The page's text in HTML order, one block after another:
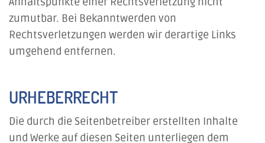
zumutbar. Bei Bekanntwerden von
Rechtsverletzungen werden wir derartige Links
umgehend entfernen.
URHEBERRECHT
Die durch die Seitenbetreiber erstellten Inhalte
und Werke auf diesen Seiten unterliegen dem